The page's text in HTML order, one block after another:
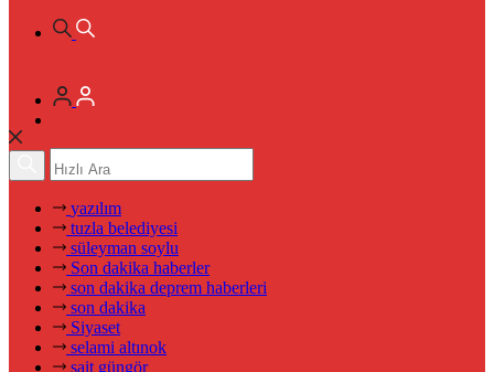
yazılım
tuzla belediyesi
süleyman soylu
Son dakika haberler
son dakika deprem haberleri
son dakika
Siyaset
selami altınok
sait güngör